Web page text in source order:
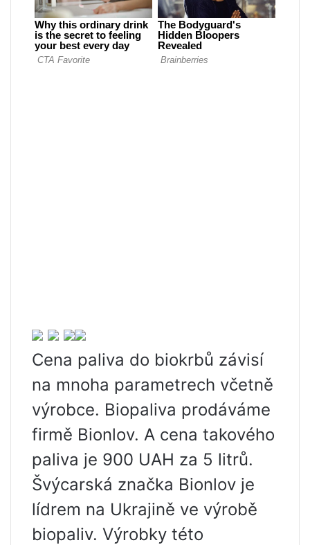
Cena paliva do biokrbů závisí
na mnoha parametrech včetně
výrobce. Biopaliva prodáváme
firmě Bionlov. A cena takového
paliva je 900 UAH za 5 litrů.
Švýcarská značka Bionlov je
lídrem na Ukrajině ve výrobě
biopaliv. Výrobky této